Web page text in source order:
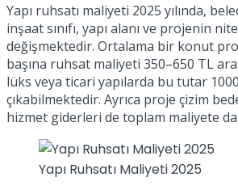
Yapı ruhsatı maliyeti 2025 yılında,
inşaat sınıfı, yapı alanı ve projenin
değişmektedir. Ortalama bir konut
başına ruhsat maliyeti 350–650 TL
lüks veya ticari yapılarda bu tutar
çıkabilmektedir. Ayrıca proje çizim
hizmet giderleri de toplam maliyete
Yapı Ruhsatı Maliyeti 2025